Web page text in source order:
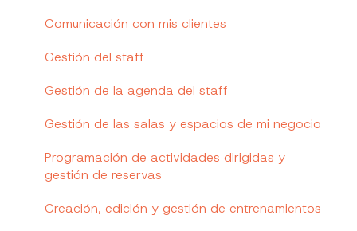
Informes de negocio
Informes de actividades dirigidas
Informes de planes de entrenamiento
Informe de pagos
Informe de Rewards
Comunicación con mis clientes
Gestión del staff
Gestión de la agenda del staff
Gestión de las salas y espacios de mi negocio
Programación de actividades dirigidas y
gestión de reservas
Creación, edición y gestión de entrenamientos